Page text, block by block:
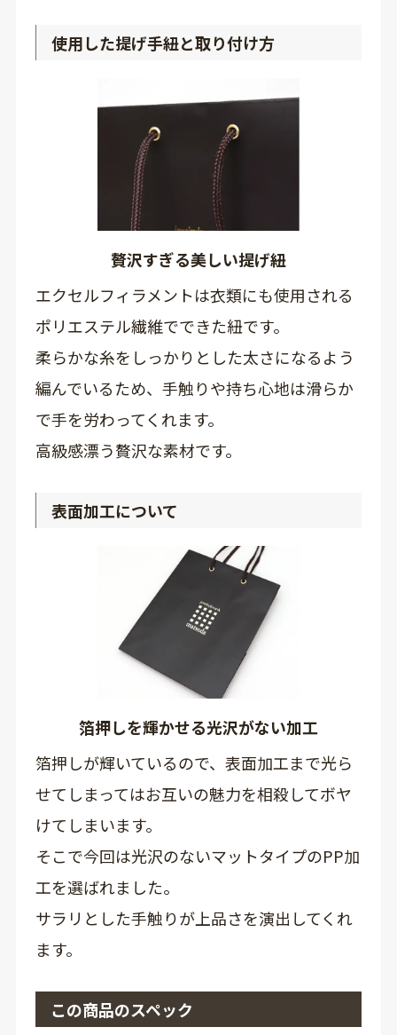
使用した提げ手紐と取り付け方
贅沢すぎる美しい提げ紐
エクセルフィラメントは衣類にも使用される
ポリエステル繊維でできた紐です。
柔らかな糸をしっかりとした太さになるよう
編んでいるため、手触りや持ち心地は滑らか
で手を労わってくれます。
高級感漂う贅沢な素材です。
表面加工について
箔押しを輝かせる光沢がない加工
箔押しが輝いているので、表面加工まで光ら
せてしまってはお互いの魅力を相殺してボヤ
けてしまいます。
そこで今回は光沢のないマットタイプのPP加
工を選ばれました。
サラリとした手触りが上品さを演出してくれ
ます。
この商品のスペック